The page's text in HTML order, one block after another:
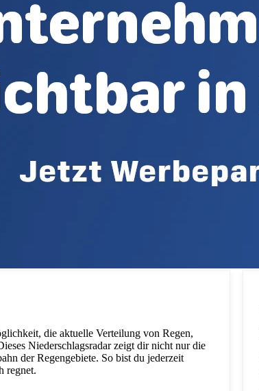
die aktuelle Verteilung von Regen,
Niederschlagsradar zeigt dir nicht nur die
der Regengebiete. So bist du jederzeit
regnet.